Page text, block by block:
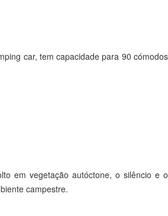
car, tem capacidade para 90 cómodos
em vegetação autóctone, o silêncio e o
campestre.